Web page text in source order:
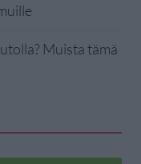
Muista tämä